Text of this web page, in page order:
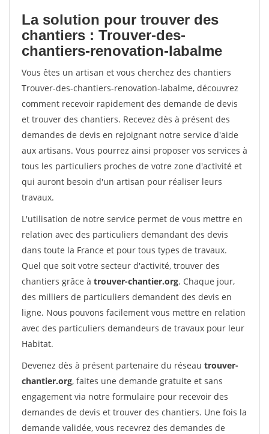
La solution pour trouver des
chantiers : Trouver-des-
chantiers-renovation-labalme
Vous êtes un artisan et vous cherchez des chantiers
Trouver-des-chantiers-renovation-labalme, découvrez
comment recevoir rapidement des demande de devis
et trouver des chantiers. Recevez dès à présent des
demandes de devis en rejoignant notre service d'aide
aux artisans. Vous pourrez ainsi proposer vos services à
tous les particuliers proches de votre zone d'activité et
qui auront besoin d'un artisan pour réaliser leurs
travaux.
L'utilisation de notre service permet de vous mettre en
relation avec des particuliers demandant des devis
dans toute la France et pour tous types de travaux.
Quel que soit votre secteur d'activité, trouver des
chantiers grâce à trouver-chantier.org. Chaque jour,
des milliers de particuliers demandent des devis en
ligne. Nous pouvons facilement vous mettre en relation
avec des particuliers demandeurs de travaux pour leur
Habitat.
Devenez dès à présent partenaire du réseau trouver-
chantier.org, faites une demande gratuite et sans
engagement via notre formulaire pour recevoir des
demandes de devis et trouver des chantiers. Une fois la
demande validée, vous recevrez des demandes de